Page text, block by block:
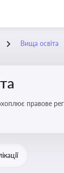
Вища освіта
правове